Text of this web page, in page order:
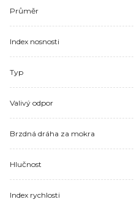
Průměr
Index nosnosti
Typ
Valivý odpor
Brzdná dráha za mokra
Hlučnost
Index rychlosti